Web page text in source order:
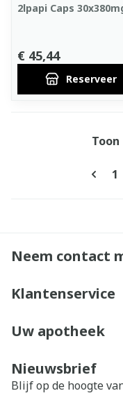
2lpapi Caps
€ 45,44
Reserveer
1
Toon
Neem contact
Klantenservice
Uw apotheek
Nieuwsbrief
Blijf op de hoogte